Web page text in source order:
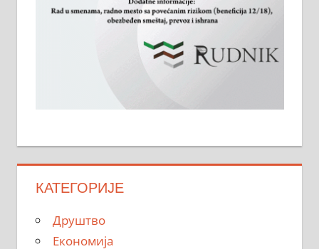
КАТЕГОРИЈЕ
Друштво
Економија